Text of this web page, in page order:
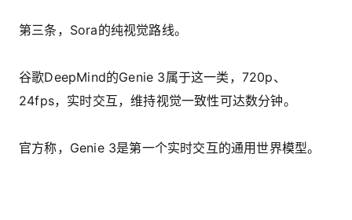
第三条，Sora的纯视觉路线。
谷歌DeepMind的Genie 3属于这一类，720p、
24fps，实时交互，维持视觉一致性可达数分钟。
官方称，Genie 3是第一个实时交互的通用世界模型。